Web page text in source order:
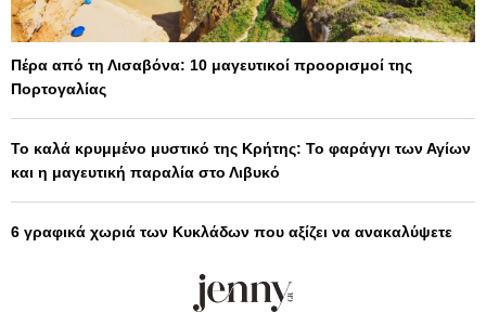
Πέρα από τη Λισαβόνα: 10 μαγευτικοί προορισμοί της
Πορτογαλίας
Το καλά κρυμμένο μυστικό της Κρήτης: Το φαράγγι των Αγίων
και η μαγευτική παραλία στο Λιβυκό
6 γραφικά χωριά των Κυκλάδων που αξίζει να ανακαλύψετε